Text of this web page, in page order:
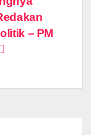
– PM